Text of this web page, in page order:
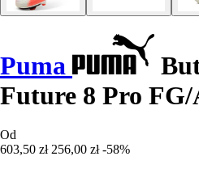
Puma
Future 8 Pro
Od
603,50 zł 256,00 zł -58%